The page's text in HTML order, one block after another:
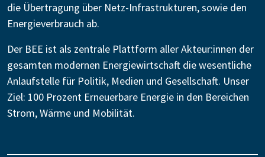
die Übertragung über Netz-Infrastrukturen, sowie den
Energieverbrauch ab.
Der BEE ist als zentrale Plattform aller Akteur:innen der
gesamten modernen Energiewirtschaft die wesentliche
Anlaufstelle für Politik, Medien und Gesellschaft. Unser
Ziel: 100 Prozent Erneuerbare Energie in den Bereichen
Strom, Wärme und Mobilität.